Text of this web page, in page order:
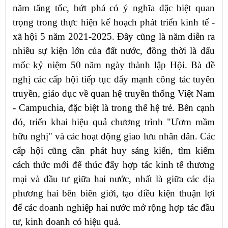
năm tăng tốc, bứt phá có ý nghĩa đặc biệt quan
trọng trong thực hiện kế hoạch phát triển kinh tế -
xã hội 5 năm 2021-2025. Đây cũng là năm diễn ra
nhiều sự kiện lớn của đất nước, đồng thời là dấu
mốc kỷ niệm 50 năm ngày thành lập Hội. Bà đề
nghị các cấp hội tiếp tục đẩy mạnh công tác tuyên
truyền, giáo dục về quan hệ truyền thống Việt Nam
- Campuchia, đặc biệt là trong thế hệ trẻ. Bên cạnh
đó, triển khai hiệu quả chương trình "Ươm mầm
hữu nghị" và các hoạt động giao lưu nhân dân. Các
cấp hội cũng cần phát huy sáng kiến, tìm kiếm
cách thức mới để thúc đẩy hợp tác kinh tế thương
mại và đầu tư giữa hai nước, nhất là giữa các địa
phương hai bên biên giới, tạo điều kiện thuận lợi
để các doanh nghiệp hai nước mở rộng hợp tác đầu
tư, kinh doanh có hiệu quả.